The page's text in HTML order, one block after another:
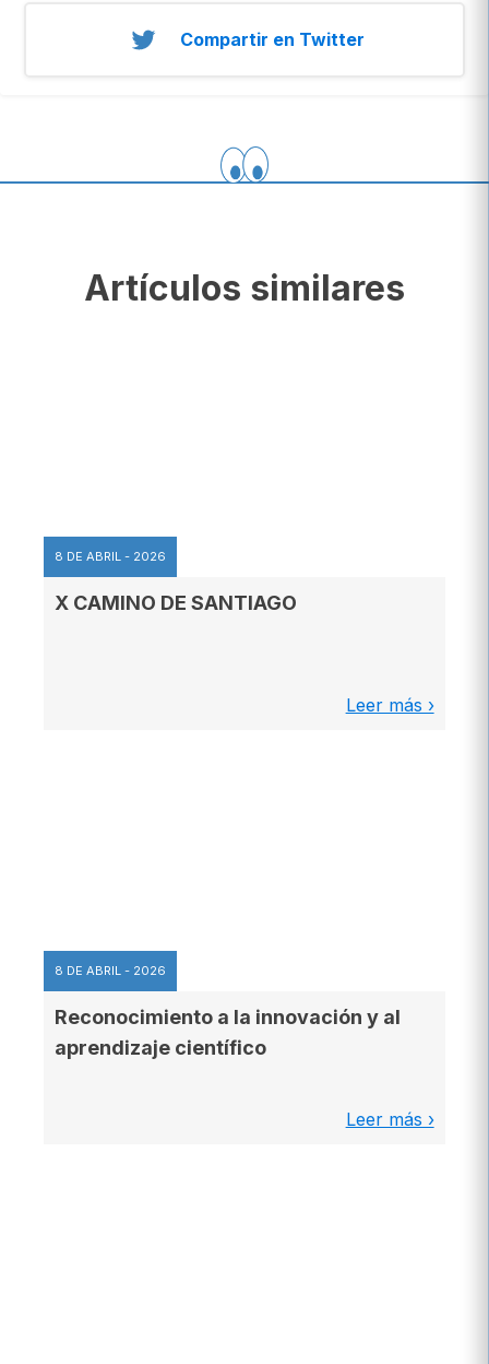
Compartir en Twitter
Artículos similares
8 DE ABRIL - 2026
X CAMINO DE SANTIAGO
Leer más ›
8 DE ABRIL - 2026
Reconocimiento a la innovación y al
aprendizaje científico
Leer más ›